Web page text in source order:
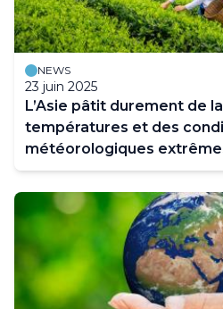
NEWS
23 juin 2025
L’Asie pâtit durement de
températures et des
météorologiques